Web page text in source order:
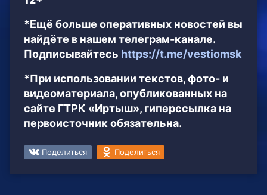
*Ещё больше оперативных новостей вы
найдёте в нашем телеграм-канале.
Подписывайтесь https://t.me/vestiomsk
*При использовании текстов, фото- и
видеоматериала, опубликованных на
сайте ГТРК «Иртыш», гиперссылка на
первоисточник обязательна.
Поделиться Поделиться